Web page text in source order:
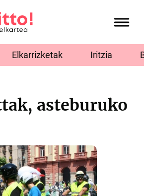
Elkarrizketak Iritzia
asteburuko